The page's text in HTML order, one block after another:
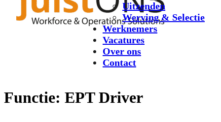
Uitzenden
Werving & Selectie
Werknemers
Vacatures
Over ons
Contact
Functie: EPT Driver